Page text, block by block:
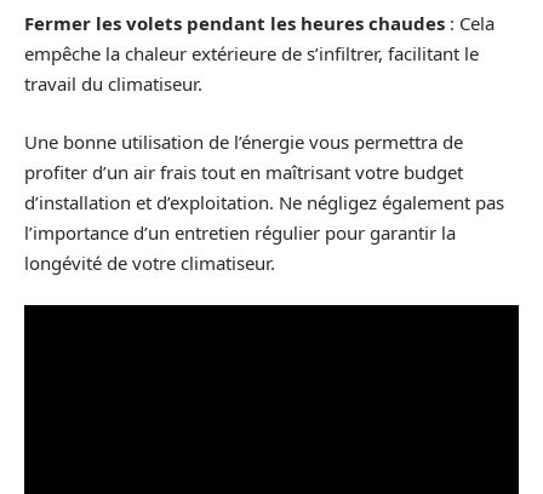
Fermer les volets pendant les heures chaudes : Cela
empêche la chaleur extérieure de s’infiltrer, facilitant le
travail du climatiseur.
Une bonne utilisation de l’énergie vous permettra de
profiter d’un air frais tout en maîtrisant votre budget
d’installation et d’exploitation. Ne négligez également pas
l’importance d’un entretien régulier pour garantir la
longévité de votre climatiseur.